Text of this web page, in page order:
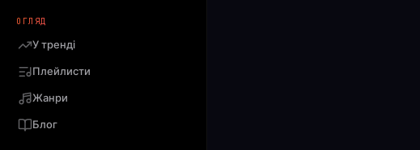
ОГЛЯД
У тренді
Плейлисти
Жанри
Блог